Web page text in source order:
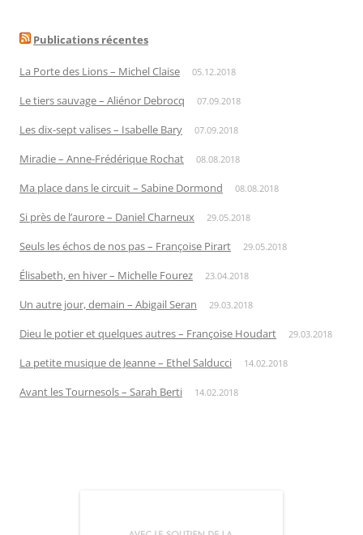
Publications récentes
La Porte des Lions – Michel Claise 05.12.2018
Le tiers sauvage – Aliénor Debrocq 07.09.2018
Les dix-sept valises – Isabelle Bary 07.09.2018
Miradie – Anne-Frédérique Rochat 08.08.2018
Ma place dans le circuit – Sabine Dormond 08.08.2018
Si près de l’aurore – Daniel Charneux 29.05.2018
Seuls les échos de nos pas – Françoise Pirart 29.05.2018
Élisabeth, en hiver – Michelle Fourez 23.04.2018
Un autre jour, demain – Abigail Seran 29.03.2018
Dieu le potier et quelques autres – Françoise Houdart 29.03.2018
La petite musique de Jeanne – Ethel Salducci 14.02.2018
Avant les Tournesols – Sarah Berti 14.02.2018